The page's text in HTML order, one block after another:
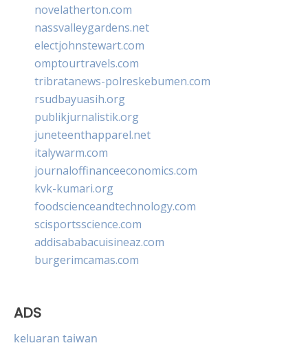
novelatherton.com
nassvalleygardens.net
electjohnstewart.com
omptourtravels.com
tribratanews-polreskebumen.com
rsudbayuasih.org
publikjurnalistik.org
juneteenthapparel.net
italywarm.com
journaloffinanceeconomics.com
kvk-kumari.org
foodscienceandtechnology.com
scisportsscience.com
addisababacuisineaz.com
burgerimcamas.com
ADS
keluaran taiwan